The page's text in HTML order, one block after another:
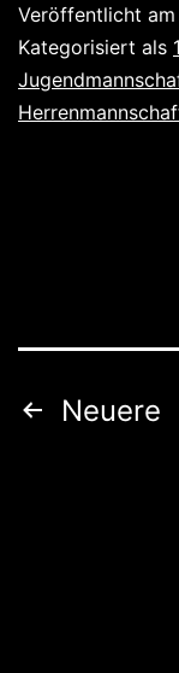
Siege
Veröffentlicht am
Kategorisiert als
Neuere